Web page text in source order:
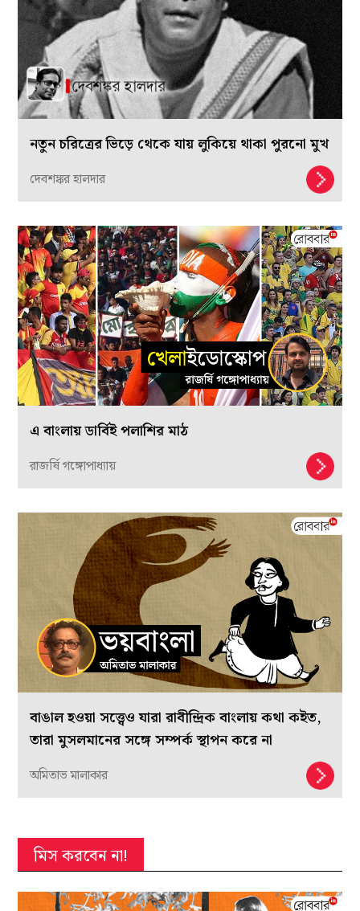
নতুন চরিত্রের ভিড়ে থেকে যায় লুকিয়ে থাকা পুরনো মুখ
দেবশঙ্কর হালদার
এ বাংলায় ডার্বিই পলাশির মাঠ
রাজর্ষি গঙ্গোপাধ্যায়
বাঙাল হওয়া সত্ত্বেও যারা রাবীন্দ্রিক বাংলায় কথা কইত,
তারা মুসলমানের সঙ্গে সম্পর্ক স্থাপন করে না
অমিতাভ মালাকার
মিস করবেন না!